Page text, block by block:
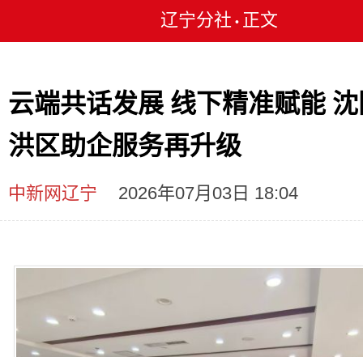
辽宁分社 • 正文
云端共话发展 线下精准赋能
洪区助企服务再升级
中新网辽宁 2026年07月03日 18:04